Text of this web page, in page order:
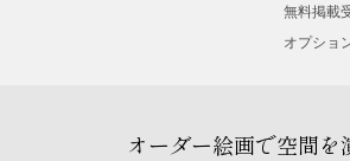
無料掲載
オプショ
オーダー絵画で空間を